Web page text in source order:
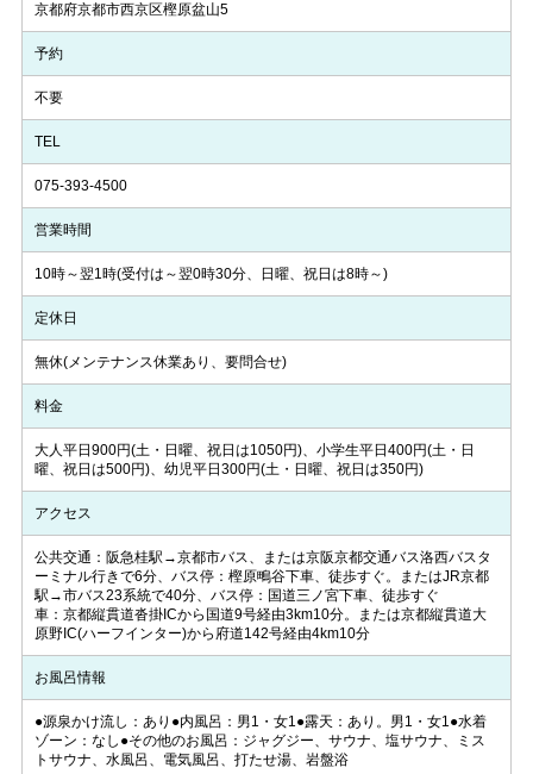
京都府京都市西京区樫原盆山5
予約
不要
TEL
075-393-4500
営業時間
10時～翌1時(受付は～翌0時30分、日曜、祝日は8時～)
定休日
無休(メンテナンス休業あり、要問合せ)
料金
大人平日900円(土・日曜、祝日は1050円)、小学生平日400円(土・日
曜、祝日は500円)、幼児平日300円(土・日曜、祝日は350円)
アクセス
公共交通：阪急桂駅→京都市バス、または京阪京都交通バス洛西バスタ
ーミナル行きで6分、バス停：樫原鴫谷下車、徒歩すぐ。またはJR京都
駅→市バス23系統で40分、バス停：国道三ノ宮下車、徒歩すぐ
車：京都縦貫道沓掛ICから国道9号経由3km10分。または京都縦貫道大
原野IC(ハーフインター)から府道142号経由4km10分
お風呂情報
●源泉かけ流し：あり●内風呂：男1・女1●露天：あり。男1・女1●水着
ゾーン：なし●その他のお風呂：ジャグジー、サウナ、塩サウナ、ミス
トサウナ、水風呂、電気風呂、打たせ湯、岩盤浴